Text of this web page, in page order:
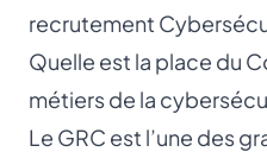
recrutement
Quelle est la place du
métiers de la
Le GRC est l’une des